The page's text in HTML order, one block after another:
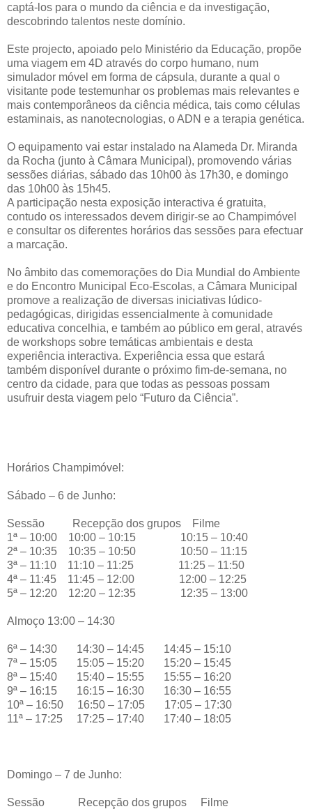
captá-los para o mundo da ciência e da investigação,
descobrindo talentos neste domínio.
Este projecto, apoiado pelo Ministério da Educação, propõe
uma viagem em 4D através do corpo humano, num
simulador móvel em forma de cápsula, durante a qual o
visitante pode testemunhar os problemas mais relevantes e
mais contemporâneos da ciência médica, tais como células
estaminais, as nanotecnologias, o ADN e a terapia genética.
O equipamento vai estar instalado na Alameda Dr. Miranda
da Rocha (junto à Câmara Municipal), promovendo várias
sessões diárias, sábado das 10h00 às 17h30, e domingo
das 10h00 às 15h45.
A participação nesta exposição interactiva é gratuita,
contudo os interessados devem dirigir-se ao Champimóvel
e consultar os diferentes horários das sessões para efectuar
a marcação.
No âmbito das comemorações do Dia Mundial do Ambiente
e do Encontro Municipal Eco-Escolas, a Câmara Municipal
promove a realização de diversas iniciativas lúdico-
pedagógicas, dirigidas essencialmente à comunidade
educativa concelhia, e também ao público em geral, através
de workshops sobre temáticas ambientais e desta
experiência interactiva. Experiência essa que estará
também disponível durante o próximo fim-de-semana, no
centro da cidade, para que todas as pessoas possam
usufruir desta viagem pelo “Futuro da Ciência”.
Horários Champimóvel:
Sábado – 6 de Junho:
Sessão Recepção dos grupos Filme
1ª – 10:00 10:00 – 10:15 10:15 – 10:40
2ª – 10:35 10:35 – 10:50 10:50 – 11:15
3ª – 11:10 11:10 – 11:25 11:25 – 11:50
4ª – 11:45 11:45 – 12:00 12:00 – 12:25
5ª – 12:20 12:20 – 12:35 12:35 – 13:00
Almoço 13:00 – 14:30
6ª – 14:30 14:30 – 14:45 14:45 – 15:10
7ª – 15:05 15:05 – 15:20 15:20 – 15:45
8ª – 15:40 15:40 – 15:55 15:55 – 16:20
9ª – 16:15 16:15 – 16:30 16:30 – 16:55
10ª – 16:50 16:50 – 17:05 17:05 – 17:30
11ª – 17:25 17:25 – 17:40 17:40 – 18:05
Domingo – 7 de Junho:
Sessão Recepção dos grupos Filme